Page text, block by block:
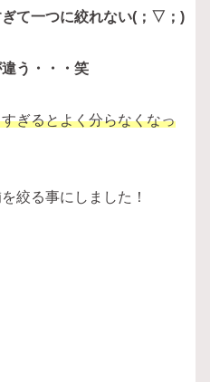
て一つに絞れない(；▽；)
う・・・笑
ぎるとよく分らなくなっ
絞る事にしました！